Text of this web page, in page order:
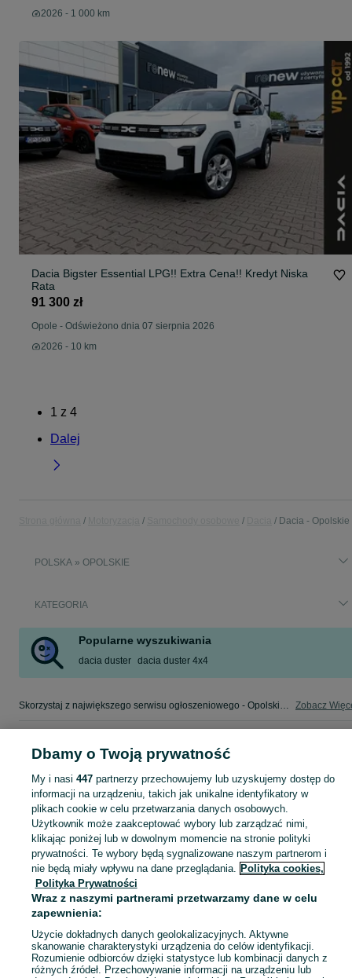
2026 - 1 000 km
Dacia Bigster Essential LPG!! Extra Cena!! Kredyt Niska
Rata
91 300 zł
Opole - Odświeżono dnia 07 sierpnia 2026
2026 - 10 km
1 z 4
Dalej
Dacia - Opolskie
POLSKA » OPOLSKIE
KATEGORIA
Popularne wyszukiwania
dacia duster dacia duster 4x4
Skorzystaj z największego serwisu ogłoszeniowego - Opolskie i okolice! - kupuj lub sprzedawaj jeszcze wygodniej w kategorii Dacia! Zobacz
Mapa miejscowości
Mapa ministron
Popularne wyszukiwania
Dbamy o Twoją prywatność
My i nasi 447partnerzy przechowujemy lub uzyskujemy dostęp do
informacji na urządzeniu, takich jak unikalne identyfikatory w
plikach cookie w celu przetwarzania danych osobowych.
Użytkownik może zaakceptować wybory lub zarządzać nimi,
klikając poniżej lub w dowolnym momencie na stronie polityki
prywatności. Te wybory będą sygnalizowane naszym partnerom i
nie będą miały wpływu na dane przeglądania. Polityka cookies,
Polityka Prywatności
Wraz z naszymi partnerami przetwarzamy dane w celu
zapewnienia:
Użycie dokładnych danych geolokalizacyjnych. Aktywne
skanowanie charakterystyki urządzenia do celów identyfikacji.
Rozumienie odbiorców dzięki statystyce lub kombinacji danych z
różnych źródeł. Przechowywanie informacji na urządzeniu lub